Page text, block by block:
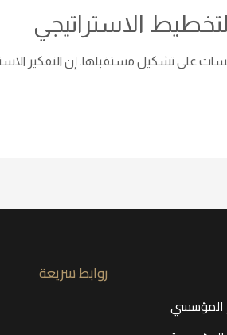
الاستراتيجي
على تشكيل مستقبلها. إن التفكير
المؤسسي
روابط سريعة